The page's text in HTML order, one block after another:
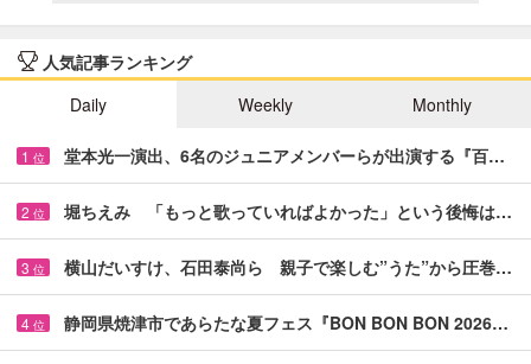
人気記事ランキング
Daily
Weekly Monthly
1 位 堂本光一演出、6名のジュニアメンバーらが出演する『百…
2 位 堀ちえみ 「もっと歌っていればよかった」という後悔は…
3 位 横山だいすけ、石田泰尚ら 親子で楽しむ”うた”から圧巻…
4 位 静岡県焼津市であらたな夏フェス『BON BON BON 2026…